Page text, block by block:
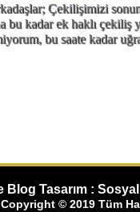
Çekilişimizi
bu kadar ek haklı çekiliş
bu saate kadar
Blog Tasarım :
Copyright © 2019 Tüm